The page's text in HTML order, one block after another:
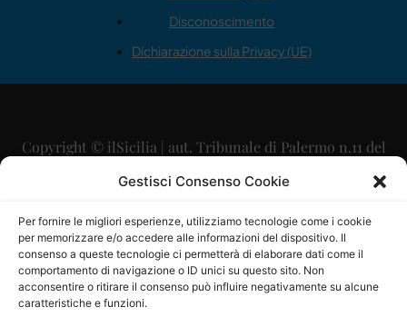
Gestisci Consenso Cookie
Per fornire le migliori esperienze, utilizziamo tecnologie come i cookie
per memorizzare e/o accedere alle informazioni del dispositivo. Il
consenso a queste tecnologie ci permetterà di elaborare dati come il
comportamento di navigazione o ID unici su questo sito. Non
acconsentire o ritirare il consenso può influire negativamente su alcune
caratteristiche e funzioni.
Disconoscimento
Dichiarazione sulla Privacy (UE)
Copyright © ilSicilia | aut. Tribunale di Palermo n.11 del
29/09/2015
Direttore Editoriale: Maurizio Scaglione
Direttore Responsabile: Maria Calabrese